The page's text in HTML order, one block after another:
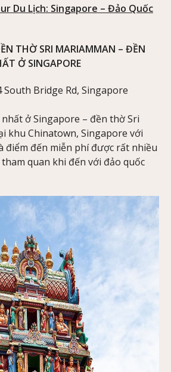
Du Lịch: Singapore – Đảo Quốc
THỜ SRI MARIAMMAN – ĐỀN
Ở SINGAPORE
South Bridge Rd, Singapore
ở Singapore – đền thờ Sri
khu Chinatown, Singapore với
điểm đến miễn phí được rất nhiều
quan khi đến với đảo quốc